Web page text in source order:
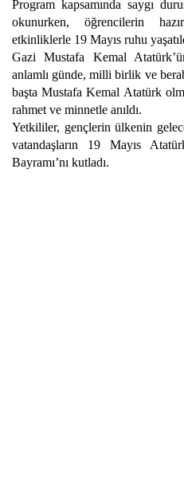
Program kapsamında saygı
okunurken, öğrencilerin
etkinliklerle 19 Mayıs ruhu
Gazi Mustafa Kemal
anlamlı günde, milli birlik ve
başta Mustafa Kemal Atatürk
rahmet ve minnetle anıldı.
Yetkililer, gençlerin ülkenin
vatandaşların 19 Mayıs
Bayramı’nı kutladı.